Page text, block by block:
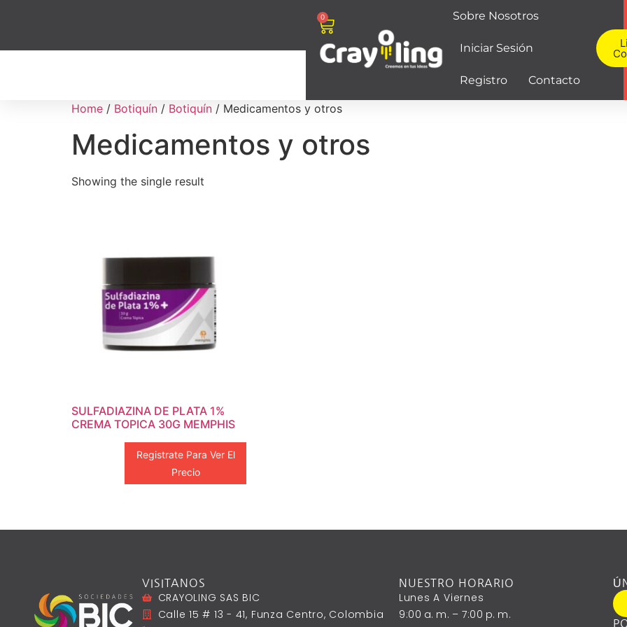
Sobre Nosotros
Iniciar Sesión
Registro Contacto
0
Home / Botiquín / Botiquín / Medicamentos y otros
Medicamentos y otros
Showing the single result
SULFADIAZINA DE PLATA 1%
CREMA TOPICA 30G MEMPHIS
Registrate Para Ver El
Precio
VISITANOS
CRAYOLING SAS BIC
Calle 15 # 13 - 41, Funza Centro, Colombia
NUESTRO HORARIO
Lunes A ‎Viernes
9:00 A. M. – 7:00 P. M.